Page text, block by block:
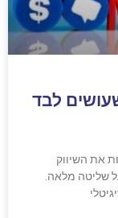
לבד
את השיווק
שליטה מלאה.